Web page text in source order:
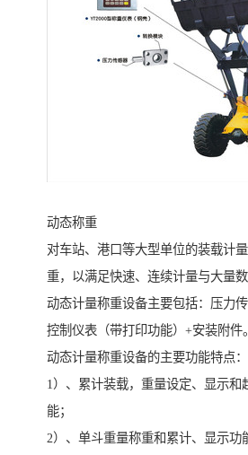
动态称重
对车站、港口等大型单位的装载计
重，以满足快速、连续计量与大量数
动态计量称重设备主要包括：压力
控制仪表（带打印功能）+安装附件。
动态计量称重设备的主要功能特
1）、累计装载，重量设定、显示和
能；
2）、单斗重量称重和累计、显